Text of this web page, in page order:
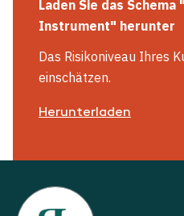
Laden Sie das Schema "
Instrument" herunter
Das Risikoniveau Ihres
einschätzen.
Herunterladen